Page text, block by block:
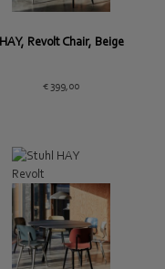
HAY, Revolt Chair, Beige
€ 399,00